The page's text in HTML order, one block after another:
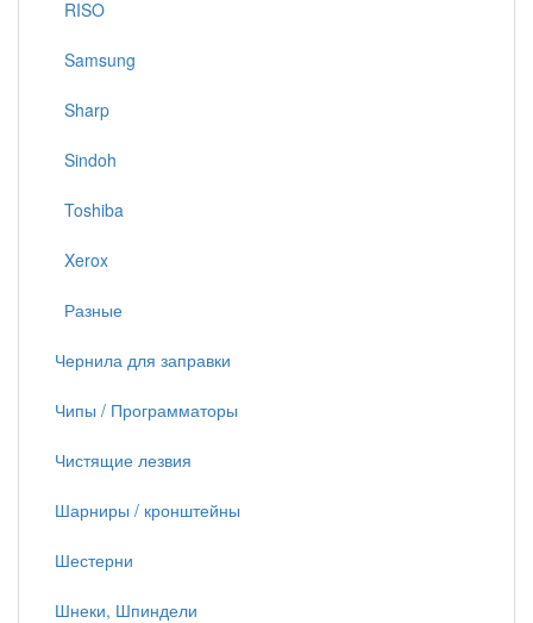
RISO
Samsung
Sharp
Sindoh
Toshiba
Xerox
Разные
Чернила для заправки
Чипы / Программаторы
Чистящие лезвия
Шарниры / кронштейны
Шестерни
Шнеки, Шпиндели